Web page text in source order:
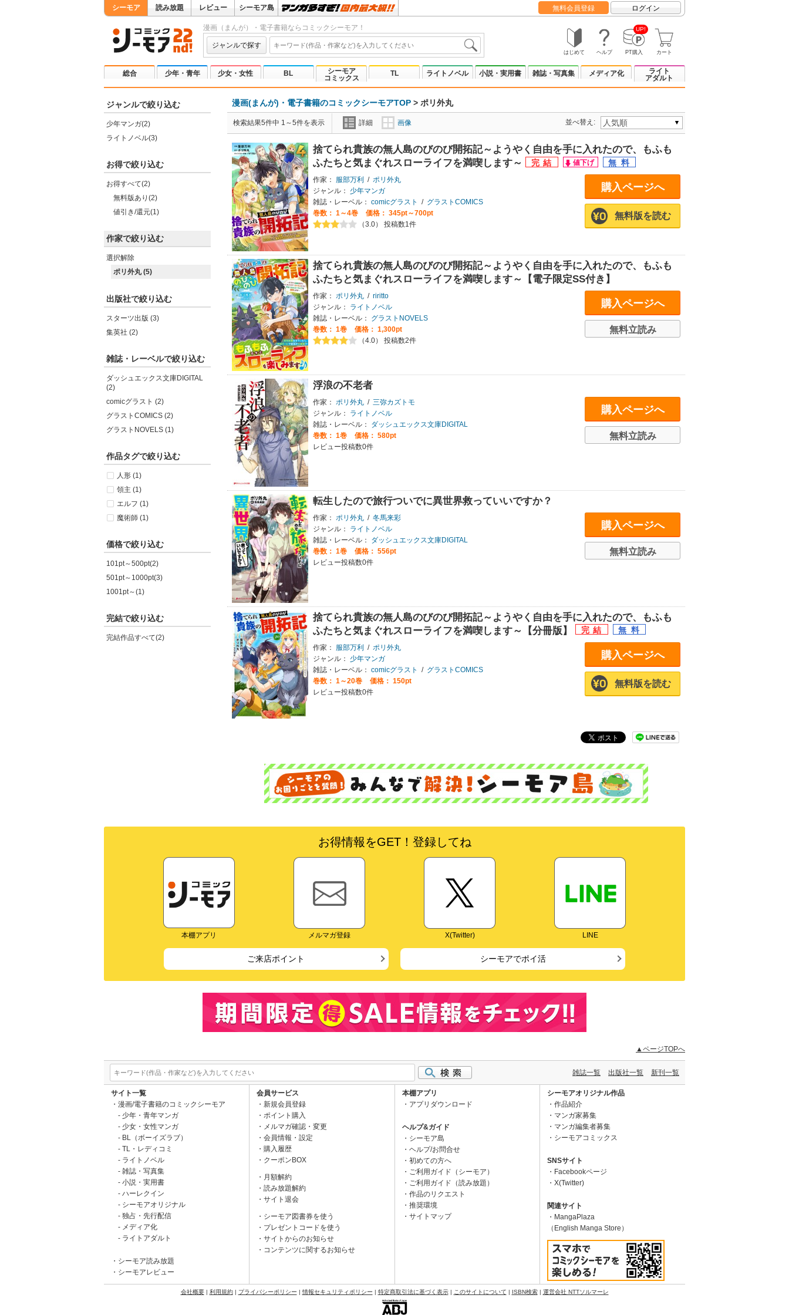
シーモア 読み放題 レビュー シーモア島 無料会員登録 ログイン
漫画（まんが）・電子書籍ならコミックシーモア！
ジャンルで探す
はじめて ヘルプ
UP!
PT購入 カート
総合 少年・青年 少女・女性 BL
シーモア
コミックス
TL ライトノベル 小説・実用書 雑誌・写真集 メディア化
ライト
アダルト
ジャンルで絞り込む
少年マンガ(2)
ライトノベル(3)
お得で絞り込む
お得すべて(2)
無料版あり(2)
値引き/還元(1)
作家で絞り込む
選択解除
ポリ外丸 (5)
出版社で絞り込む
スターツ出版 (3)
集英社 (2)
雑誌・レーベルで絞り込む
ダッシュエックス文庫DIGITAL
(2)
comicグラスト (2)
グラストCOMICS (2)
グラストNOVELS (1)
作品タグで絞り込む
人形 (1)
領主 (1)
エルフ (1)
魔術師 (1)
価格で絞り込む
101pt～500pt(2)
501pt～1000pt(3)
1001pt～(1)
完結で絞り込む
完結作品すべて(2)
漫画(まんが)・電子書籍のコミックシーモアTOP > ポリ外丸
検索結果5件中 1～5件を表示 詳細 画像 並べ替え:
捨てられ貴族の無人島のびのび開拓記～ようやく自由を手に入れたので、もふも
ふたちと気まぐれスローライフを満喫します～
作家： 服部万利 / ポリ外丸
ジャンル：
少年マンガ
雑誌・レーベル： comicグラスト / グラストCOMICS
巻数： 1～4巻
価格： 345pt～700pt
（3.0） 投稿数1件
購入ページへ
無料版を読む
捨てられ貴族の無人島のびのび開拓記～ようやく自由を手に入れたので、もふも
ふたちと気まぐれスローライフを満喫します～【電子限定SS付き】
作家： ポリ外丸 / riritto
ジャンル：
ライトノベル
雑誌・レーベル：
グラストNOVELS
巻数： 1巻
価格： 1,300pt
（4.0） 投稿数2件
購入ページへ
無料立読み
浮浪の不老者
作家： ポリ外丸 / 三弥カズトモ
ジャンル：
ライトノベル
雑誌・レーベル：
ダッシュエックス文庫DIGITAL
巻数： 1巻
価格： 580pt
レビュー投稿数0件
購入ページへ
無料立読み
転生したので旅行ついでに異世界救っていいですか？
作家： ポリ外丸 / 冬馬来彩
ジャンル：
ライトノベル
雑誌・レーベル：
ダッシュエックス文庫DIGITAL
巻数： 1巻
価格： 556pt
レビュー投稿数0件
購入ページへ
無料立読み
捨てられ貴族の無人島のびのび開拓記～ようやく自由を手に入れたので、もふも
ふたちと気まぐれスローライフを満喫します～【分冊版】
作家： 服部万利 / ポリ外丸
ジャンル：
少年マンガ
雑誌・レーベル： comicグラスト / グラストCOMICS
巻数： 1～20巻
価格： 150pt
レビュー投稿数0件
購入ページへ
無料版を読む
お得情報をGET！登録してね
本棚アプリ メルマガ登録 X(Twitter) LINE
ご来店ポイント シーモアでポイ活
▲ページTOPへ
雑誌一覧 出版社一覧 新刊一覧
サイト一覧
漫画/電子書籍のコミックシーモア
少年・青年マンガ
少女・女性マンガ
BL（ボーイズラブ）
TL・レディコミ
ライトノベル
雑誌・写真集
小説・実用書
ハーレクイン
シーモアオリジナル
独占・先行配信
メディア化
ライトアダルト
シーモア読み放題
シーモアレビュー
会員サービス
新規会員登録
ポイント購入
メルマガ確認・変更
会員情報・設定
購入履歴
クーポンBOX
月額解約
読み放題解約
サイト退会
シーモア図書券を使う
プレゼントコードを使う
サイトからのお知らせ
コンテンツに関するお知らせ
本棚アプリ
アプリダウンロード
ヘルプ&ガイド
シーモア島
ヘルプ/お問合せ
初めての方へ
ご利用ガイド（シーモア）
ご利用ガイド（読み放題）
作品のリクエスト
推奨環境
サイトマップ
シーモアオリジナル作品
作品紹介
マンガ家募集
マンガ編集者募集
シーモアコミックス
SNSサイト
Facebookページ
X(Twitter)
関連サイト
MangaPlaza
（English Manga Store）
会社概要| 利用規約| プライバシーポリシー 情報セキュリティポリシー 特定商取引法に基づく表示| このサイトについて ISBN検索| 運営会社 NTTソルマーレ